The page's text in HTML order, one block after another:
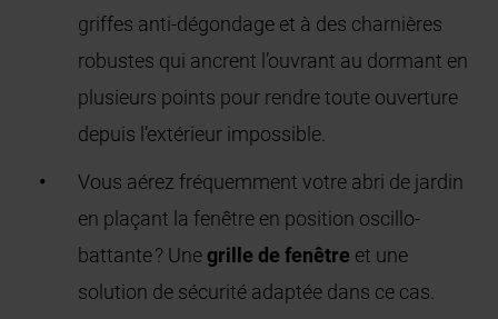
griffes anti-dégondage et à des charnières
robustes qui ancrent l’ouvrant au dormant en
plusieurs points pour rendre toute ouverture
depuis l’extérieur impossible.
Vous aérez fréquemment votre abri de jardin
en plaçant la fenêtre en position oscillo-
battante ? Unegrille de fenêtre et une
solution de sécurité adaptée dans ce cas.